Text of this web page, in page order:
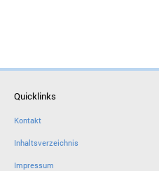
Quicklinks
Kontakt
Inhaltsverzeichnis
Impressum